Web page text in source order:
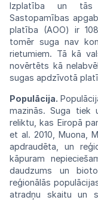
Izplatība un
Sastopamības
platība (AOO) ir
tomēr suga nav
rietumiem. Tā kā
novērtēts kā
sugas apdzīvotā
Populācija.
mazinās. Suga tiek
reliktu, kas Eiropā
et al. 2010, Muona,
apdraudēta, un
kāpuram
daudzums un
reģionālās
atradņu skaitu un